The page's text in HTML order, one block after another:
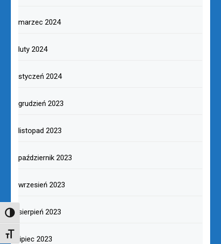
TOGGLE HIGH CONTRAST
TOGGLE FONT SIZE
marzec 2024
luty 2024
styczeń 2024
grudzień 2023
listopad 2023
październik 2023
wrzesień 2023
sierpień 2023
lipiec 2023